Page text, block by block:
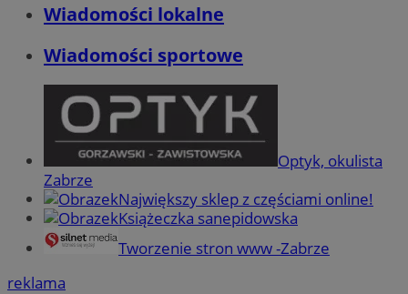
Wiadomości lokalne
Wiadomości sportowe
Optyk, okulista
Zabrze
Największy sklep z częściami online!
Książeczka sanepidowska
Tworzenie stron www -Zabrze
reklama